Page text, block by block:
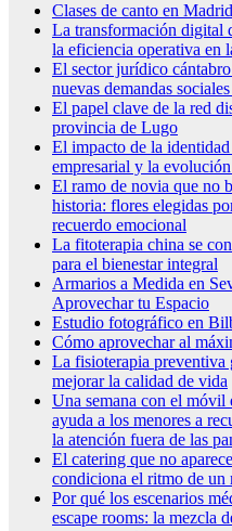
Clases de canto en Madrid
La transformación digital
la eficiencia operativa en
El sector jurídico
nuevas demandas
El papel clave de la red
provincia de Lugo
El impacto de la
empresarial y la
El ramo de novia que no
historia: flores elegidas
recuerdo emocional
La fitoterapia china se
para el bienestar integral
Armarios a Medida en
Aprovechar tu Espacio
Estudio fotográfico en
Cómo aprovechar al
La fisioterapia preventiva
mejorar la calidad de vida
Una semana con el móvil
ayuda a los menores a
la atención fuera de las
El catering que no
condiciona el ritmo de un
Por qué los escenarios
escape rooms: la mezcla